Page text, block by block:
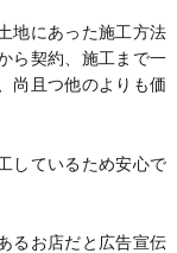
地にあった施工方法
ら契約、施工まで一
尚且つ他のよりも価
しているため安心で
るお店だと広告宣伝